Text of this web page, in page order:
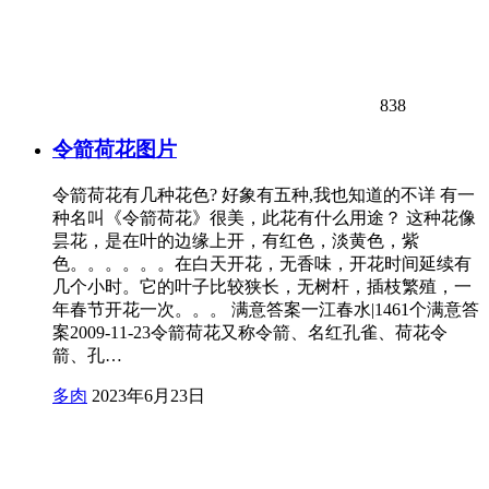
838
令箭荷花图片
令箭荷花有几种花色? 好象有五种,我也知道的不详 有一
种名叫《令箭荷花》很美，此花有什么用途？ 这种花像
昙花，是在叶的边缘上开，有红色，淡黄色，紫
色。。。。。。在白天开花，无香味，开花时间延续有
几个小时。它的叶子比较狭长，无树杆，插枝繁殖，一
年春节开花一次。。。 满意答案一江春水|1461个满意答
案2009-11-23令箭荷花又称令箭、名红孔雀、荷花令
箭、孔…
多肉 2023年6月23日